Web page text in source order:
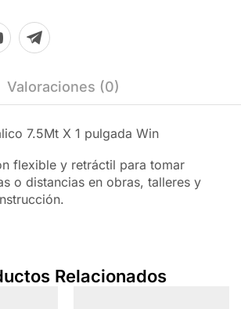
Valoraciones (0)
7.5Mt X 1 pulgada Win
flexible y retráctil para tomar
o distancias en obras, talleres y
Relacionados